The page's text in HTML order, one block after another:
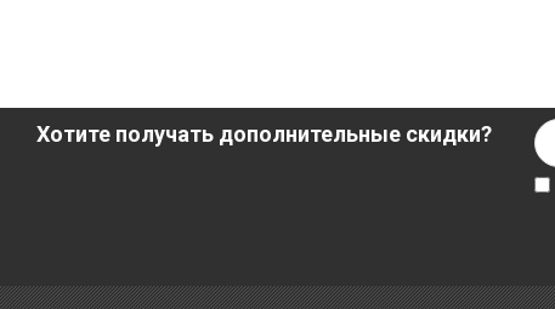
Хотите получать дополнительные скидки?